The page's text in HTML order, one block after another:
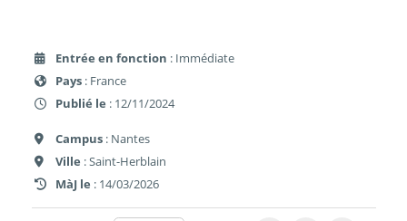
Entrée en fonction : Immédiate
Pays : France
Publié le : 12/11/2024
Campus : Nantes
Ville : Saint-Herblain
MàJ le : 14/03/2026